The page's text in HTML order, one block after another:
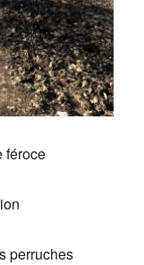
féroce
perruches